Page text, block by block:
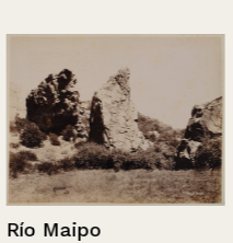
Río Maipo